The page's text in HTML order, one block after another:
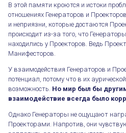
В этой памяти кроются и истоки
отношениях Генераторов и
и неприязни, которые достаются
происходит из-за того, что
находились у Проекторов. Ведь
Манифесторов.
У взаимодействия Генераторов и
потенциал, потому что в их
возможность. Но мир был бы
взаимодействие всегда было
Однако Генераторы не ощущают
Проекторами. Напротив, они